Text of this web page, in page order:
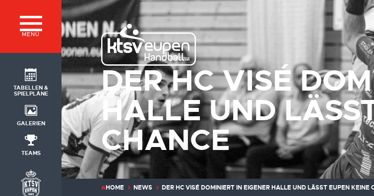
MENÜ
TABELLEN &
SPIELPLÄNE
GALERIEN
TEAMS
DER HC VISÉ
HALLE UND
CHANCE
HOME NEWS DER HC VISÉ DOMINIERT IN EIGENER HALLE UND LÄSST EUPEN KEINE